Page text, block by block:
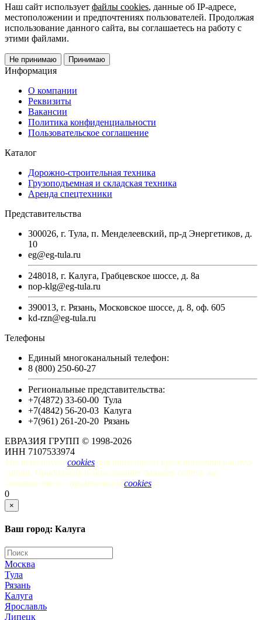
Наш сайт использует файлы cookies, данные об IP-адресе,
местоположении и предпочтениях пользователей. Продолжая
использование данного сайта, вы соглашаетесь на работу с
этими файлами.
Не принимаю Принимаю
Информация
О компании
Реквизиты
Вакансии
Политика конфиденциальности
Пользовательское соглашение
Каталог
Дорожно-строительная техника
Грузоподъемная и складская техника
Аренда спецтехники
Представительства
300026, г. Тула, п. Менделеевский, пр-д Энергетиков, д.
10
eg@eg-tula.ru
248018, г. Калуга, Грабцевское шоссе, д. 8а
nop-klg@eg-tula.ru
390013, г. Рязань, Московское шоссе, д. 8, оф. 605
kd-rzn@eg-tula.ru
Телефоны
Единый многоканальный телефон:
8 (800) 250-60-27
Региональные представительства:
+7(4872) 33-60-00 Тула
+7(4842) 56-20-03 Калуга
+7(961) 261-20-20 Рязань
ЕВРАЗИЯ ГРУПП © 1998-2026
ИНН 7107533974
Мы используем cookies для наилучшего представления нашего
сайта. Продолжая использование данного сайта, вы
соглашаетесь с применением cookies.
0
×
Ваш город: Калуга
Москва
Тула
Рязань
Калуга
Ярославль
Липецк